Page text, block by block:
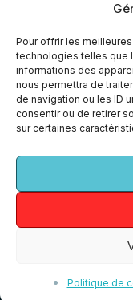
Pour offrir les
technologies telles que
informations des
nous permettra de
de navigation ou les ID
consentir ou de retirer
sur certaines
Politique de
Contact
x-
© 2026